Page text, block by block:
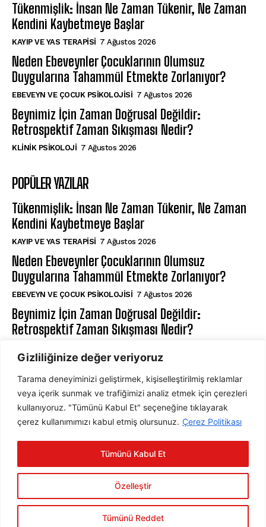
Gizliliğinize değer veriyoruz
Tarama deneyiminizi geliştirmek, kişiselleştirilmiş reklamlar
veya içerik sunmak ve trafiğimizi analiz etmek için çerezleri
kullanıyoruz. "Tümünü Kabul Et" seçeneğine tıklayarak
çerez kullanımımızı kabul etmiş olursunuz. Çerez Politikası
Özelleştir
Tümünü Reddet
Tümünü Kabul Et
Tükenmişlik: İnsan Ne Zaman Tükenir, Ne Zaman
Kendini Kaybetmeye Başlar
KAYIP VE YAS TERAPISI 7 Ağustos 2026
Neden Ebeveynler Çocuklarının Olumsuz
Duygularına Tahammül Etmekte Zorlanıyor?
EBEVEYN VE ÇOCUK PSIKOLOJISI 7 Ağustos 2026
Beynimiz İçin Zaman Doğrusal Değildir:
Retrospektif Zaman Sıkışması Nedir?
KLINIK PSIKOLOJI 7 Ağustos 2026
POPÜLER YAZILAR
Tükenmişlik: İnsan Ne Zaman Tükenir, Ne Zaman
Kendini Kaybetmeye Başlar
KAYIP VE YAS TERAPISI 7 Ağustos 2026
Neden Ebeveynler Çocuklarının Olumsuz
Duygularına Tahammül Etmekte Zorlanıyor?
EBEVEYN VE ÇOCUK PSIKOLOJISI 7 Ağustos 2026
Beynimiz İçin Zaman Doğrusal Değildir:
Retrospektif Zaman Sıkışması Nedir?
ABONE OL
ABONE OL
okudum, onaylıyorum.
2025 © Psychology Times Türkiye Tüm hakları saklıdır.